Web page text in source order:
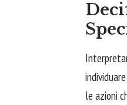
le azioni